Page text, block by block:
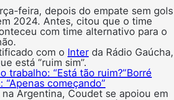
feira, depois do empate sem gols
2024. Antes, citou que o time
com time alternativo para o
com o Inter da Rádio Gaúcha,
está “ruim sim”.
“Está tão ruim?”Borré
começando”
Argentina, Coudet se apoiou em